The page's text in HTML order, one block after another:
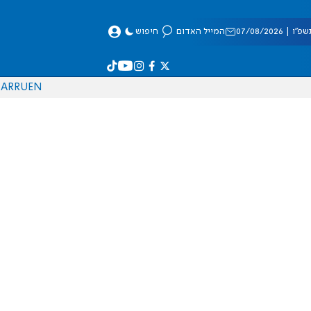
08/2026 המייל האדום חיפוש
EN
RU
AR